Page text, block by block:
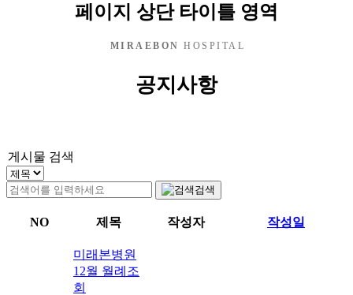
페이지 상단 타이틀 영역
MIRAEBON HOSPITAL
공지사항
게시물 검색
검색
NO 제목 작성자 작성일
미래본병원
12월 월례조
회